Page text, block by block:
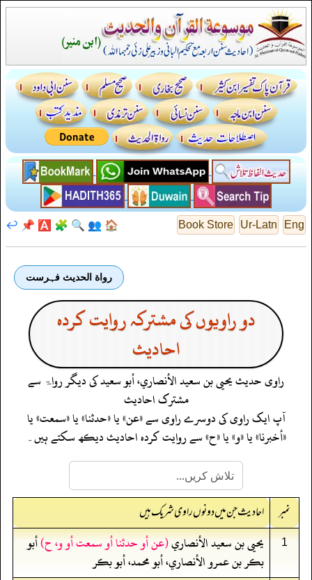
Eng
Ur-Latn
Book Store
🏠
👥
🔍
🧩
🅰️
📌
↩️
رواة الحديث فہرست
دو راویوں کی مشترکہ روایت کردہ
احادیث
راوی حدیثيحيى بن سعيد الأنصاري، أبو سعيدکی دیگر رواۃ سے
مشترک احادیث
آپ ایک راوی کی دوسرے راوی سے «عن» یا «حدثنا» یا «سمعت» یا
«أخبرنا» یا «و» یا «ح» سے روایت کردہ احادیث دیکھ سکتے ہیں۔
نمبر احادیث جن میں دونوں راوی شریک ہیں
1 يحيى بن سعيد الأنصاري(عن أو حدثنا أو سمعت أو و، ح)أبو
بكر بن عمرو الأنصاري، أبو محمد، أبو بكر